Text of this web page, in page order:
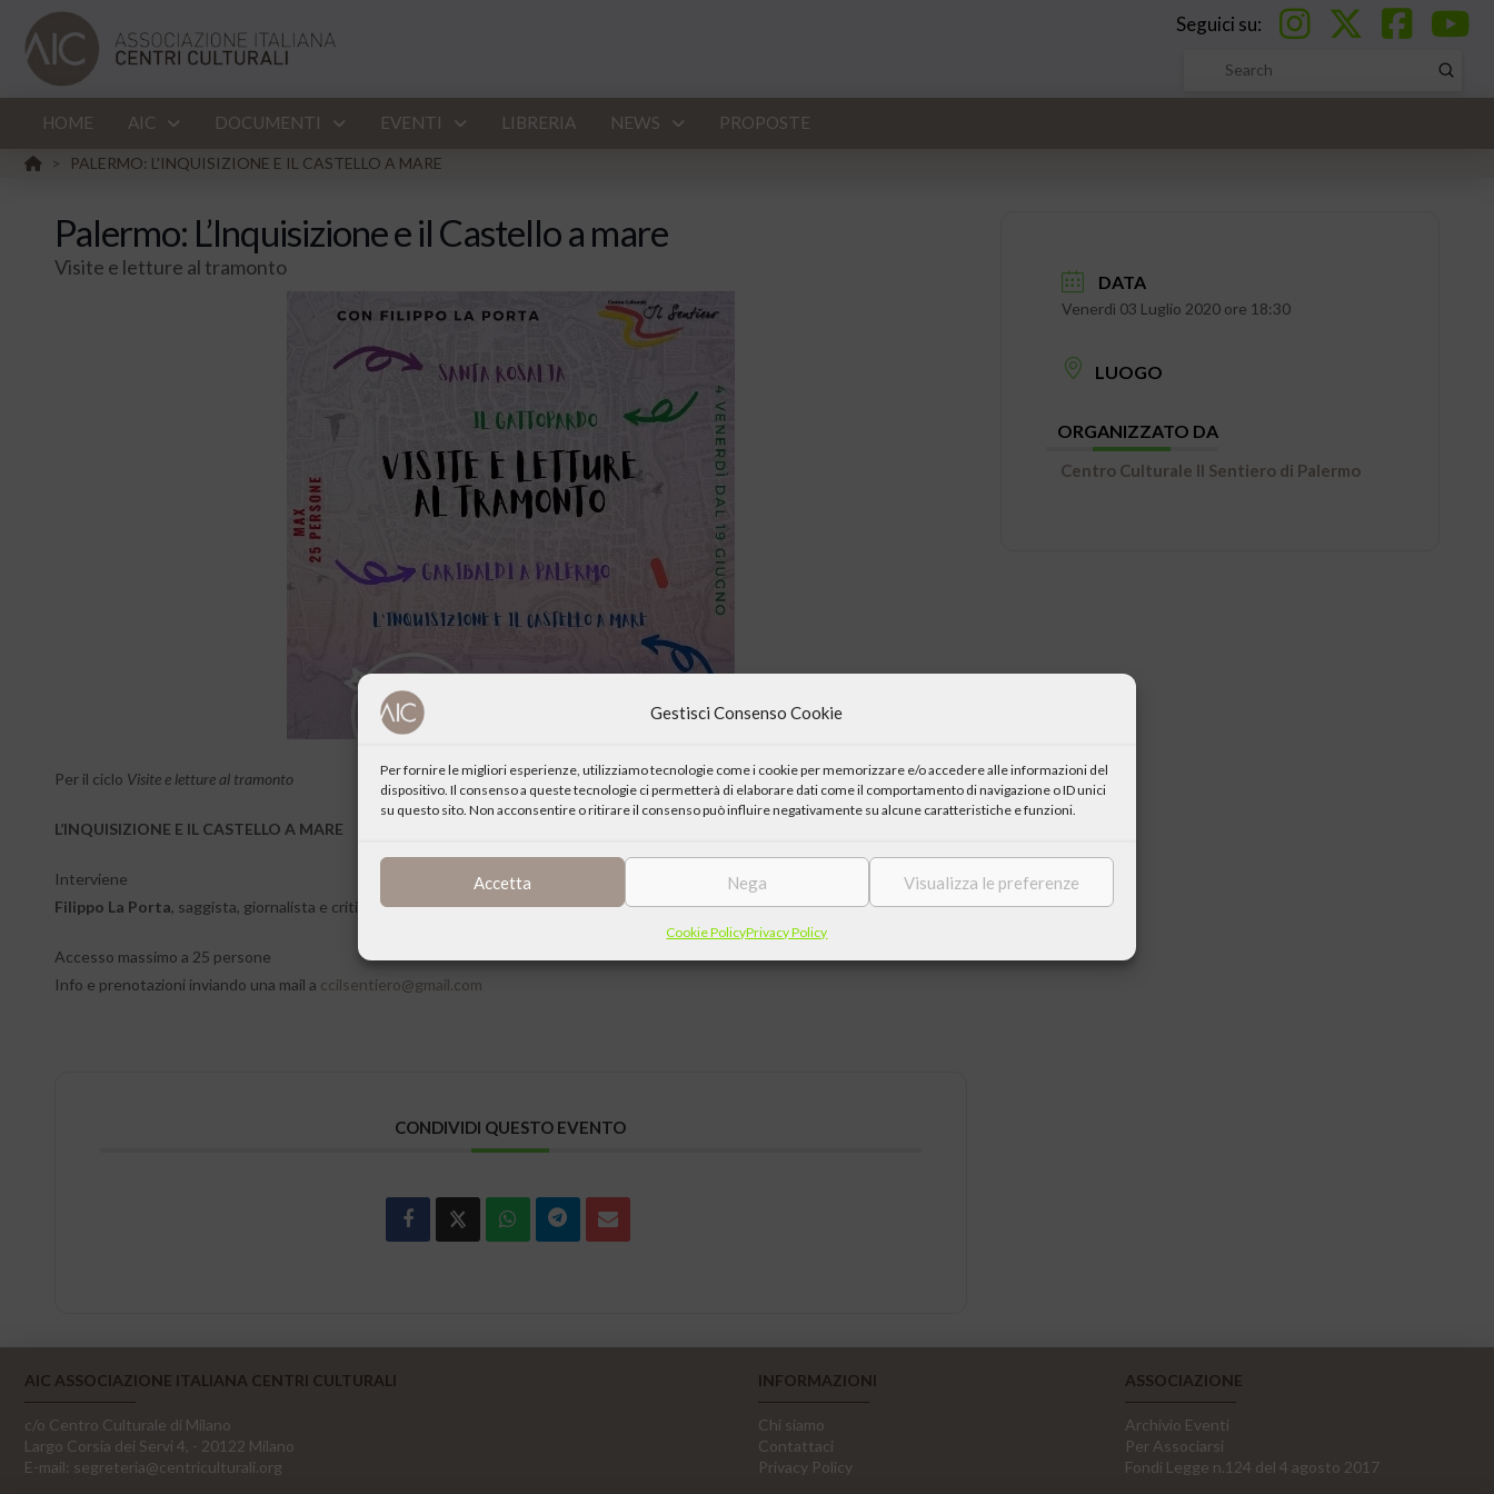
Gestisci Consenso Cookie
Per fornire le migliori esperienze, utilizziamo tecnologie come i cookie per memorizzare e/o accedere alle informazioni del
dispositivo. Il consenso a queste tecnologie ci permetterà di elaborare dati come il comportamento di navigazione o ID unici
su questo sito. Non acconsentire o ritirare il consenso può influire negativamente su alcune caratteristiche e funzioni.
Accetta Nega Visualizza le preferenze
Cookie PolicyPrivacy Policy
Seguici su:
Search
Submit
HOME AIC DOCUMENTI EVENTI LIBRERIA NEWS PROPOSTE
HOME
> PALERMO: L'INQUISIZIONE E IL CASTELLO A MARE
Palermo: L’Inquisizione e il Castello a mare
Visite e letture al tramonto
Per il ciclo Visite e letture al tramonto
L’INQUISIZIONE E IL CASTELLO A MARE
Interviene
Filippo La Porta, saggista, giornalista e critico letterario italiano
Accesso massimo a 25 persone
Info e prenotazioni inviando una mail a ccilsentiero@gmail.com
CONDIVIDI QUESTO EVENTO
DATA
Venerdì 03 Luglio 2020 ore 18:30
LUOGO
ORGANIZZATO DA
Centro Culturale Il Sentiero di Palermo
AIC ASSOCIAZIONE ITALIANA CENTRI CULTURALI
c/o Centro Culturale di Milano
Largo Corsia dei Servi 4, - 20122 Milano
E-mail: segreteria@centriculturali.org
INFORMAZIONI
Chi siamo
Contattaci
Privacy Policy
ASSOCIAZIONE
Archivio Eventi
Per Associarsi
Fondi Legge n.124 del 4 agosto 2017